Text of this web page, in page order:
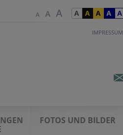
IMPRESSUM
FOTOS UND BILDER